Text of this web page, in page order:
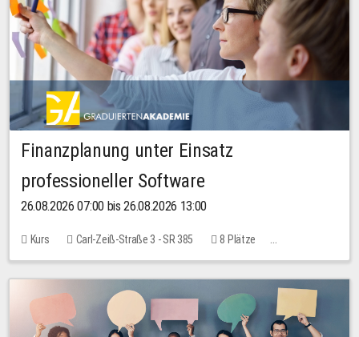
Finanzplanung unter Einsatz
professioneller Software
26.08.2026 07:00 bis 26.08.2026 13:00
Kurs Carl-Zeiß-Straße 3 - SR 385
8 Plätze
20,00 EUR